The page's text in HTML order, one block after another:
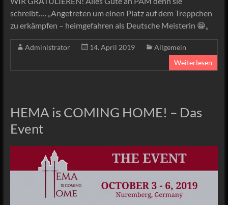
schreibt…. „Angetreten um einen Platz auf dem Treppchen
zu erkämpfen – heimgefahren als Deutsche Meisterin 😁„
Administrator 14. April 2019
Allgemein
Weiterlesen
HEMA is COMING HOME! – Das
Event